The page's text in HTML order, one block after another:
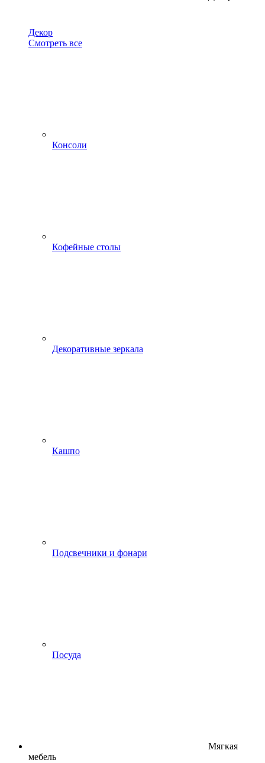
Декор
Смотреть все
Консоли
Кофейные столы
Декоративные зеркала
Кашпо
Подсвечники и фонари
Посуда
Мягкая
мебель